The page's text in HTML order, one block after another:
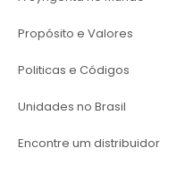
Propósito e Valores
Politicas e Códigos
Unidades no Brasil
Encontre um distribuidor